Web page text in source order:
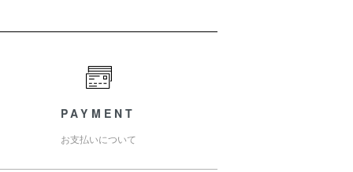
PAYMENT
お支払いについて